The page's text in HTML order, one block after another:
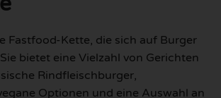
Fastfood-Kette, die sich auf Burger
bietet eine Vielzahl von Gerichten
Rindfleischburger,
Optionen und eine Auswahl an